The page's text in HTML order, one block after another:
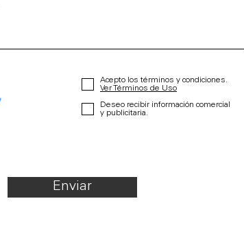
Acepto los términos y condiciones.
Ver Términos de Uso
Deseo recibir información comercial
y publicitaria.
Enviar